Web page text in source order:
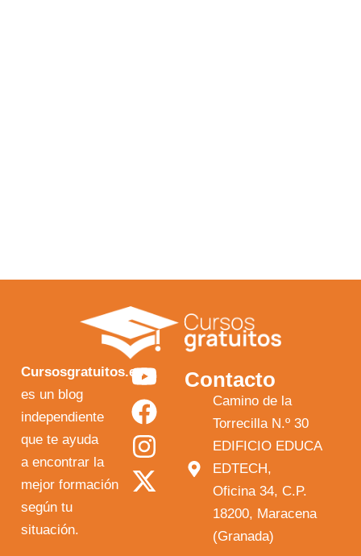
Cursosgratuitos.es
es un blog
independiente
que te ayuda
a encontrar la
mejor formación
según tu
situación.
Y
o
u
t
u
F
a
c
e
b
I
n
s
t
a
X
-
t
w
i
Contacto
Camino de la
Torrecilla N.º 30
EDIFICIO EDUCA
EDTECH,
Oficina 34, C.P.
18200, Maracena
(Granada)